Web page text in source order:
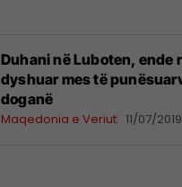
Duhani në Luboten, ende
dyshuar mes të
doganë
Maqedonia e Veriut 11/07/2019